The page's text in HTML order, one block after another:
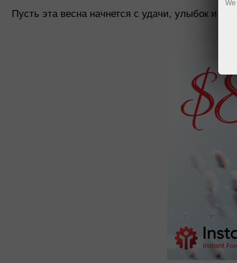
Пусть эта весна начнется с удачи, улыбок и